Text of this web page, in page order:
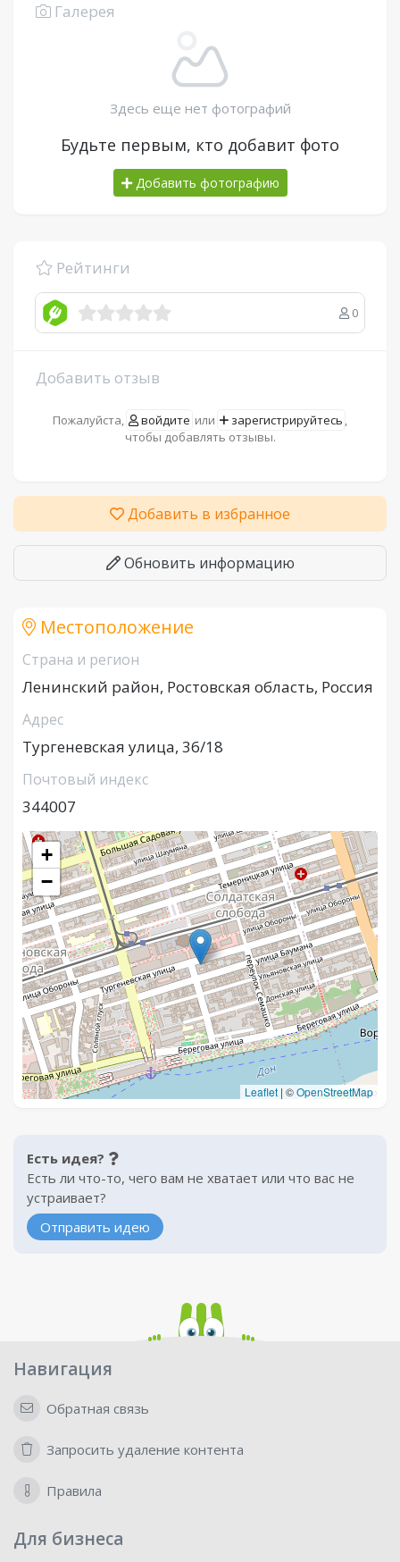
Галерея
Здесь еще нет фотографий
Будьте первым, кто добавит фото
Добавить фотографию
Рейтинги
0
Добавить отзыв
Пожалуйста, войдите или зарегистрируйтесь ,
чтобы добавлять отзывы.
Добавить в избранное
Обновить информацию
Местоположение
Страна и регион
Ленинский район, Ростовская область, Россия
Адрес
Тургеневская улица, 36/18
Почтовый индекс
344007
+
−
Leaflet | ©OpenStreetMap
Есть идея?
Есть ли что-то, чего вам не хватает или что вас не
устраивает?
Отправить идею
Навигация
Обратная связь
Запросить удаление контента
Правила
Для бизнеса